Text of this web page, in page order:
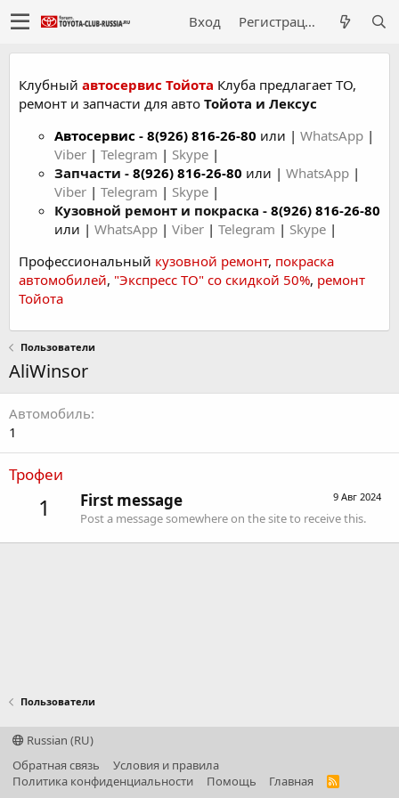
Вход Регистрация
Клубный автосервис Тойота Клуба предлагает ТО,
ремонт и запчасти для авто Тойота и Лексус
Автосервис - 8(926) 816-26-80 или | WhatsApp |
Viber | Telegram | Skype |
Запчасти - 8(926) 816-26-80 или | WhatsApp |
Viber | Telegram | Skype |
Кузовной ремонт и покраска - 8(926) 816-26-80
или | WhatsApp | Viber | Telegram | Skype |
Профессиональный кузовной ремонт, покраска
автомобилей, "Экспресс ТО" со скидкой 50%, ремонт
Тойота
Пользователи
AliWinsor
Автомобиль
1
Трофеи
1 9 Авг 2024
First message
Post a message somewhere on the site to receive this.
Пользователи
Russian (RU)
Обратная связь
Условия и правила
Политика конфиденциальности
Помощь Главная
R